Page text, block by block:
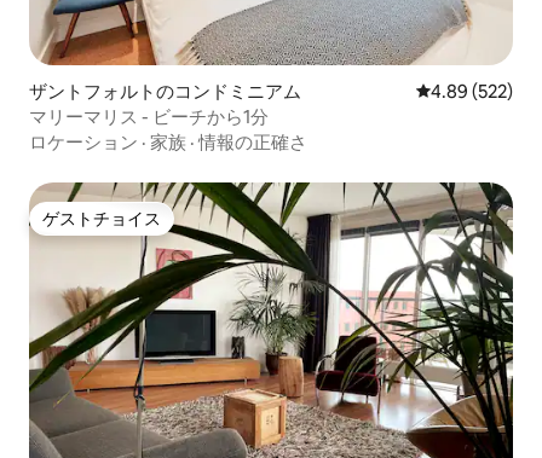
ザントフォルトのコンドミニアム レビュー522
4.89 (522)
マリーマリス - ビーチから1分
ロケーション · 家族 ·情報の正確さ
ゲストチョイス
ゲストチョイス